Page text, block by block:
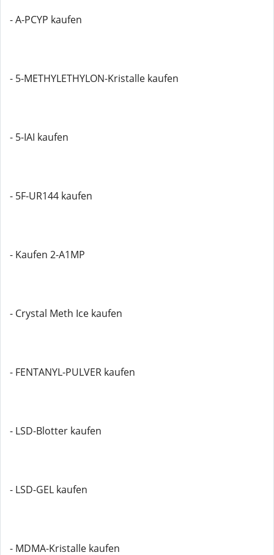
- A-PCYP kaufen
- 5-METHYLETHYLON-Kristalle kaufen
- 5-IAI kaufen
- 5F-UR144 kaufen
- Kaufen 2-A1MP
- Crystal Meth Ice kaufen
- FENTANYL-PULVER kaufen
- LSD-Blotter kaufen
- LSD-GEL kaufen
- MDMA-Kristalle kaufen